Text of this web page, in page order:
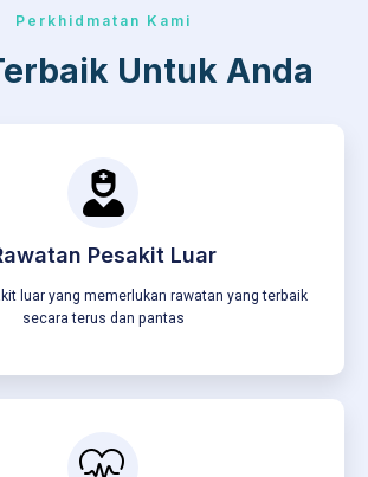
Perkhidmatan Kami
Untuk Anda
Pesakit Luar
luar yang memerlukan rawatan yang terbaik
secara terus dan pantas